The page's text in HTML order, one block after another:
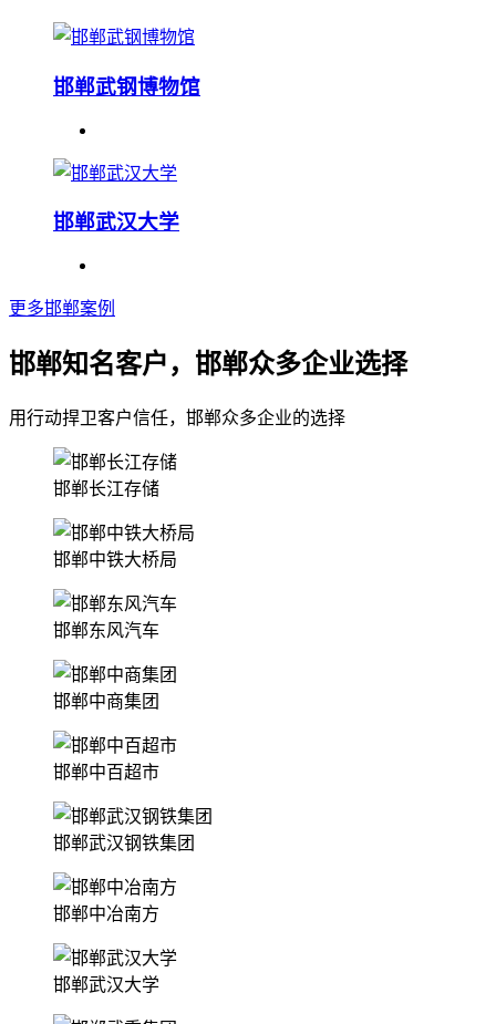
邯郸武钢博物馆
邯郸武汉大学
更多邯郸案例
邯郸知名客户，邯郸众多企业选择
用行动捍卫客户信任，邯郸众多企业的选择
邯郸长江存储
邯郸中铁大桥局
邯郸东风汽车
邯郸中商集团
邯郸中百超市
邯郸武汉钢铁集团
邯郸中冶南方
邯郸武汉大学